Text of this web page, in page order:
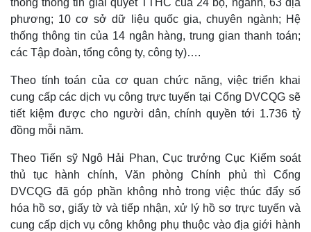
thống thông tin giải quyết TTHC của 24 bộ, ngành, 63 địa
phương; 10 cơ sở dữ liệu quốc gia, chuyên ngành; Hệ
thống thông tin của 14 ngân hàng, trung gian thanh toán;
các Tập đoàn, tổng công ty, công ty)….
Theo tính toán của cơ quan chức năng, việc triển khai
cung cấp các dịch vụ công trực tuyến tại Cổng DVCQG sẽ
tiết kiệm được cho người dân, chính quyền tới 1.736 tỷ
đồng mỗi năm.
Theo Tiến sỹ Ngô Hải Phan, Cục trưởng Cục Kiểm soát
thủ tục hành chính, Văn phòng Chính phủ thì Cổng
DVCQG đã góp phần không nhỏ trong việc thúc đẩy số
hóa hồ sơ, giấy tờ và tiếp nhận, xử lý hồ sơ trực tuyến và
cung cấp dịch vụ công không phụ thuộc vào địa giới hành